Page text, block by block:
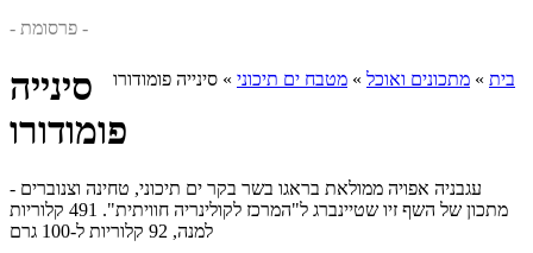
- פרסומת -
בית » מתכונים ואוכל » מטבח ים תיכוני » סינייה פומודורו
סינייה
פומודורו
עגבניה אפויה ממולאת בראגו בשר בקר ים תיכוני, טחינה וצנוברים -
מתכון של השף זיו שטיינברג ל"המרכז לקולינריה חוויתית". 491 קלוריות
למנה, 92 קלוריות ל-100 גרם